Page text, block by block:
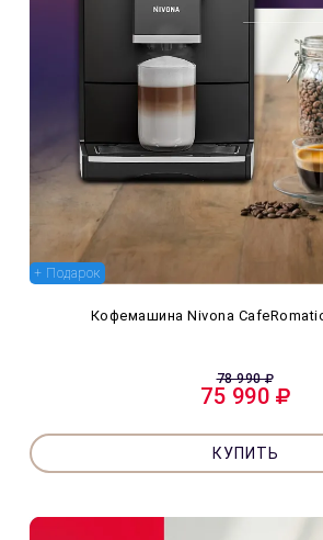
+ Подарок
Кофемашина Nivona
78 990
75 990
КУПИТЬ